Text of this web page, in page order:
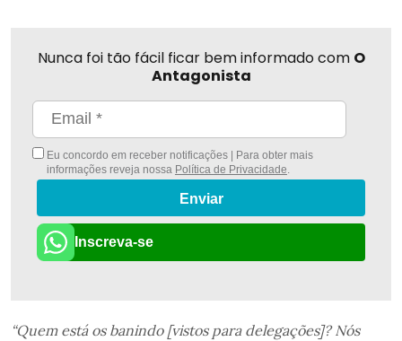
Nunca foi tão fácil ficar bem informado com O
Antagonista
Eu concordo em receber notificações | Para obter mais
informações reveja nossa Política de Privacidade
Enviar
Inscreva-se
“Quem está os banindo [vistos para delegações]? Nós